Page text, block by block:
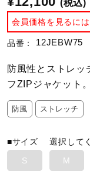
バドミン
卓球
ソフトボ
会員価格を見るに
品番： 12JEBW75
防風性とストレッ
フZIPジャケット。
防風 ストレッチ
■サイズ選択して
S
M